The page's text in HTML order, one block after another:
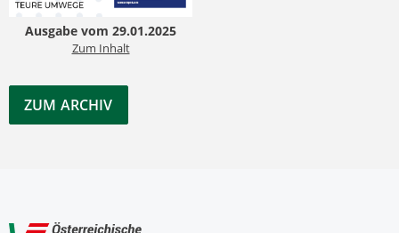
Ausgabe vom 29.01.2025
Zum Inhalt
ZUM ARCHIV